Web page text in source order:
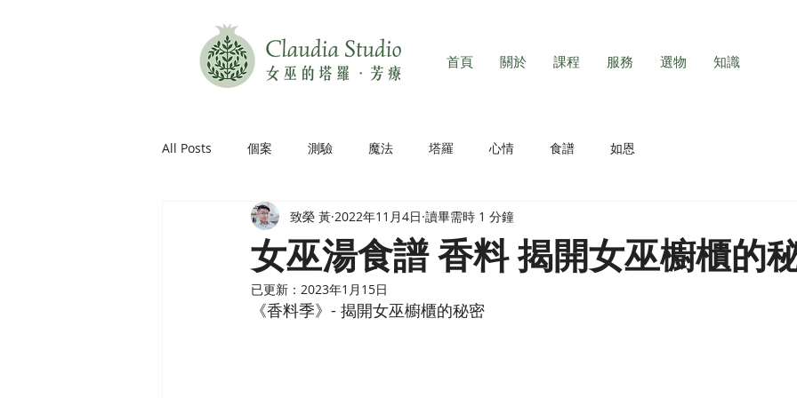
首頁 關於 課程 服務 選物 知識
All Posts 個案 測驗 魔法 塔羅 心情 食譜 如恩
女巫湯食譜 香料 揭開女巫櫥櫃的
致榮 黃 2022年11月4日 讀畢需時 1 分鐘
已更新： 2023年1月15日
《香料季》- 揭開女巫櫥櫃的秘密